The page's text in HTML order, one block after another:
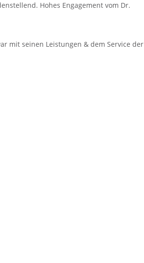
Hohes Engagement vom Dr.
mit seinen Leistungen & dem Service der